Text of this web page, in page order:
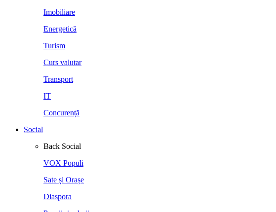
Imobiliare
Energetică
Turism
Curs valutar
Transport
IT
Concurență
Social
Back Social
VOX Populi
Sate și Orașe
Diaspora